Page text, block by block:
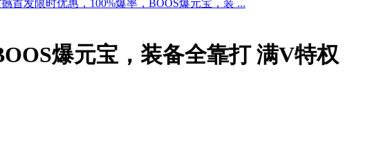
首发限时优惠，100%爆率，BOOS爆元宝，装 ...
爆元宝，装备全靠打 满V特权